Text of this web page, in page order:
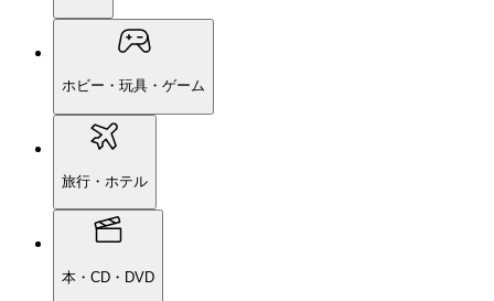
ホビー・玩具・ゲーム
旅行・ホテル
本・CD・DVD